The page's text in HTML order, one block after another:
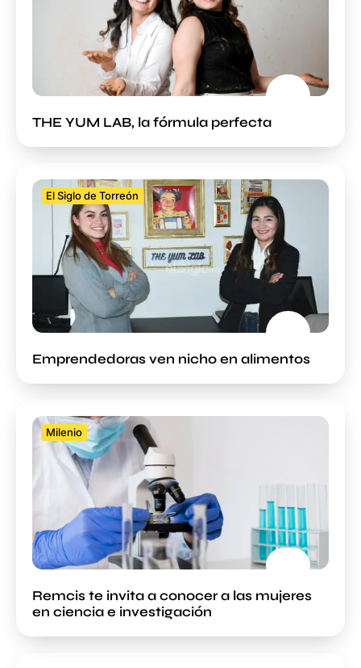
THE YUM LAB, la fórmula perfecta
El Siglo de Torreón
Emprendedoras ven nicho en alimentos
Milenio
Remcis te invita a conocer a las mujeres
en ciencia e investigación